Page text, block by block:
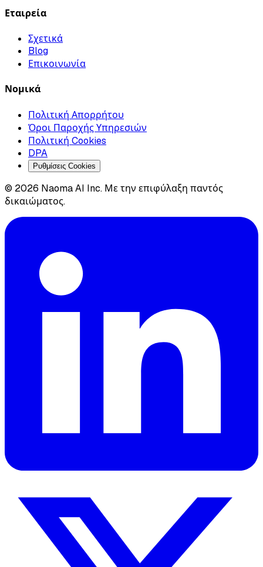
Εταιρεία
Σχετικά
Blog
Επικοινωνία
Νομικά
Πολιτική Απορρήτου
Όροι Παροχής Υπηρεσιών
Πολιτική Cookies
DPA
Ρυθμίσεις Cookies
© 2026 Naoma AI Inc. Με την επιφύλαξη παντός
δικαιώματος.